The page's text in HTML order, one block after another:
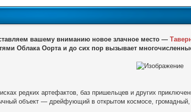
вашему вниманию новое злачное место —
Облака Оорта и до сих пор вызывает
редких артефактов, баз пришельцев и других
объект — дрейфующий в открытом космосе,